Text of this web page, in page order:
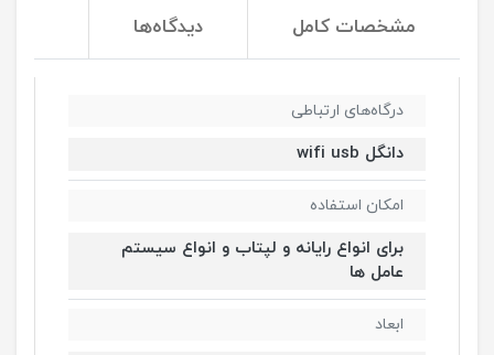
مشخصات کامل دیدگاه‌ها
درگاه‌های ارتباطی
دانگل wifi usb
امکان استفاده
برای انواع رایانه و لپتاب و انواع سیستم
عامل ها
ابعاد